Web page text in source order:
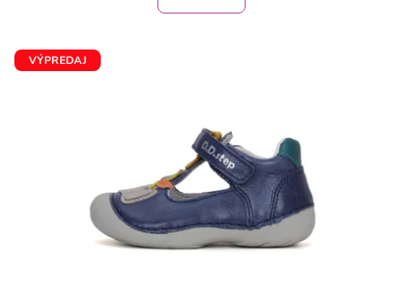
VÝPREDAJ